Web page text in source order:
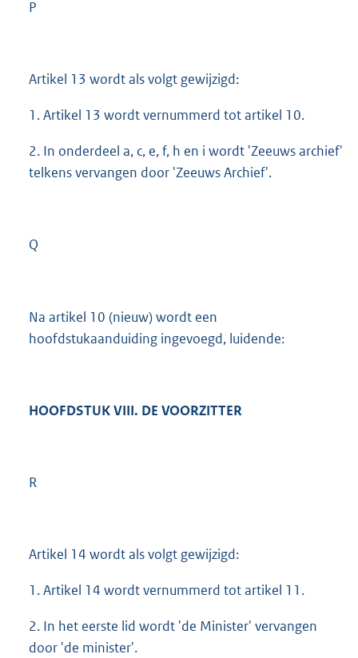
P
Artikel 13 wordt als volgt gewijzigd:
1. Artikel 13 wordt vernummerd tot artikel 10.
2. In onderdeel a, c, e, f, h en i wordt 'Zeeuws archief'
telkens vervangen door 'Zeeuws Archief'.
Q
Na artikel 10 (nieuw) wordt een
hoofdstukaanduiding ingevoegd, luidende:
HOOFDSTUK VIII. DE VOORZITTER
R
Artikel 14 wordt als volgt gewijzigd:
1. Artikel 14 wordt vernummerd tot artikel 11.
2. In het eerste lid wordt 'de Minister' vervangen
door 'de minister'.